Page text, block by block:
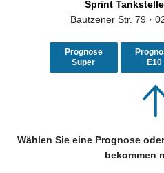
Sprint
Bautzener Str. 79 ·
Prognose
Super
E10
Wählen Sie eine Prognose
bekommen